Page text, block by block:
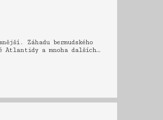
Záhadu bermudského
Atlantidy a mnoha dalších…